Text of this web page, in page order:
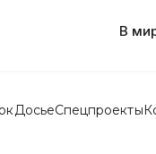
В
ДосьеСпецпроекты